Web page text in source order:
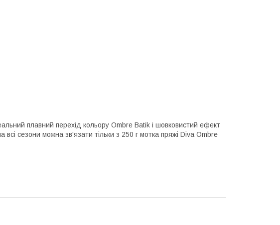
плавний перехід кольору Ombre Batik і шовковистий ефект
всі сезони можна зв'язати тільки з 250 г мотка пряжі Diva Ombre